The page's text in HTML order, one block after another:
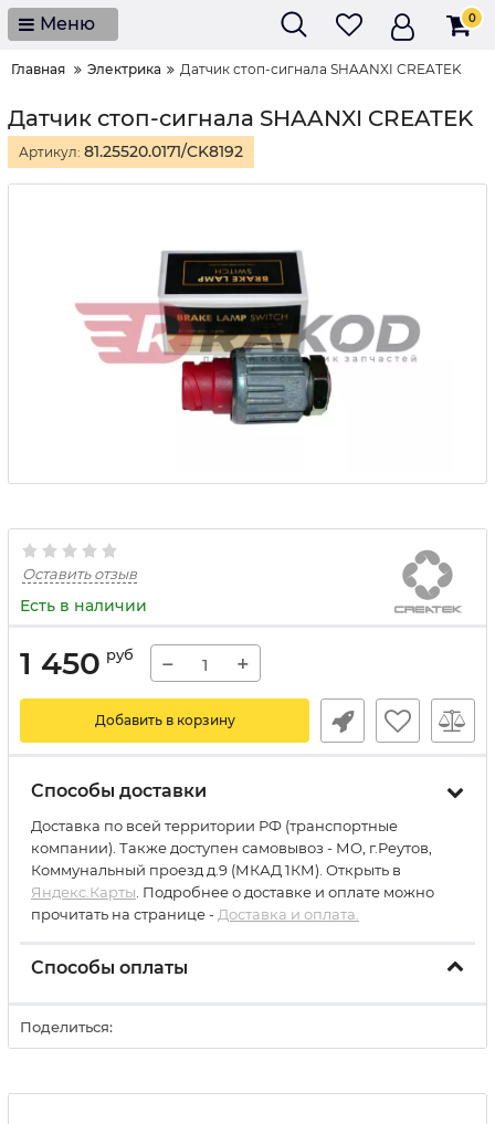
Меню 0
Главная Электрика Датчик стоп-сигнала SHAANXI CREATEK
Датчик стоп-сигнала SHAANXI CREATEK
Артикул: 81.25520.0171/CK8192
Оставить отзыв
Есть в наличии
1 450 руб − +
Добавить в корзину
Способы доставки
Доставка по всей территории РФ (транспортные
компании). Также доступен самовывоз - МО, г.Реутов,
Коммунальный проезд д.9 (МКАД 1КМ). Открыть в
Яндекс.Карты . Подробнее о доставке и оплате можно
прочитать на странице - Доставка и оплата.
Способы оплаты
Поделиться: